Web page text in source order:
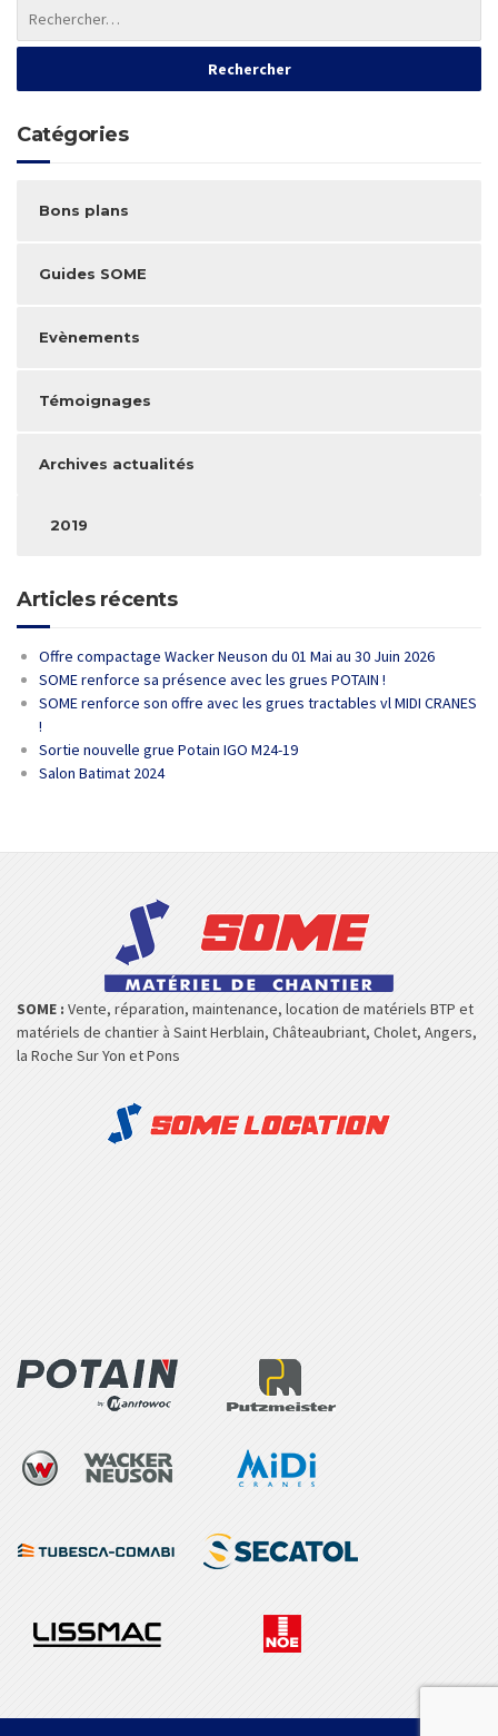
Catégories
Bons plans
Guides SOME
Evènements
Témoignages
Archives actualités
2019
Articles récents
Offre compactage Wacker Neuson du 01 Mai au 30 Juin 2026
SOME renforce sa présence avec les grues POTAIN !
SOME renforce son offre avec les grues tractables vl MIDI CRANES
!
Sortie nouvelle grue Potain IGO M24-19
Salon Batimat 2024
SOME : Vente, réparation, maintenance, location de matériels BTP et
matériels de chantier à Saint Herblain, Châteaubriant, Cholet, Angers,
la Roche Sur Yon et Pons